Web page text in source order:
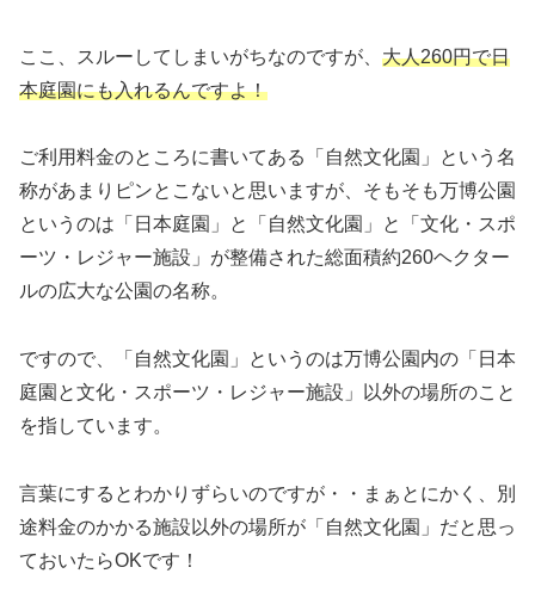
ここ、スルーしてしまいがちなのですが、 大人260円で日
本庭園にも入れるんですよ！
ご利用料金のところに書いてある「自然文化園」という名
称があまりピンとこないと思いますが、そもそも万博公園
というのは「日本庭園」と「自然文化園」と「文化・スポ
ーツ・レジャー施設」が整備された総面積約260ヘクター
ルの広大な公園の名称。
ですので、「自然文化園」というのは万博公園内の「日本
庭園と文化・スポーツ・レジャー施設」以外の場所のこと
を指しています。
言葉にするとわかりずらいのですが・・まぁとにかく、別
途料金のかかる施設以外の場所が「自然文化園」だと思っ
ておいたらOKです！